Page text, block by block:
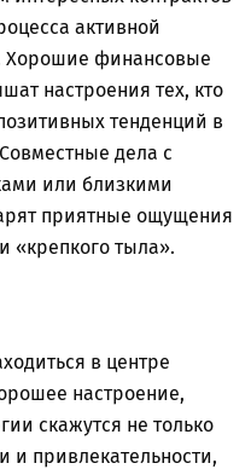
активной
Хорошие финансовые
настроения тех, кто
тенденций в
дела с
или близкими
приятные ощущения
«крепкого тыла».
в центре
настроение,
скажутся не только
и привлекательности,